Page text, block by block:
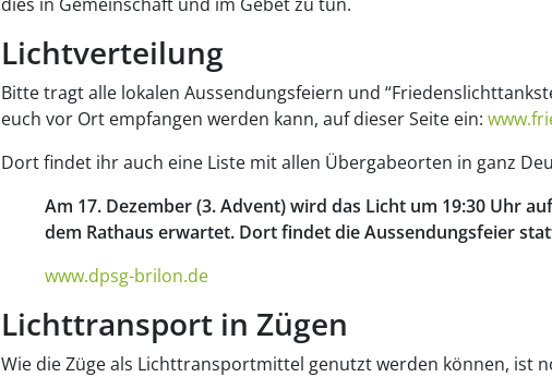
Lichtverteilung
Bitte tragt alle lokalen Aussendungsfeiern und
euch vor Ort empfangen werden kann, auf dieser Seite ein:
Dort findet ihr auch eine Liste mit allen Übergabeorten in ganz
Am 17. Dezember (3. Advent) wird das Licht um 19:30 Uhr
dem Rathaus erwartet. Dort findet die Aussendungsfeier
www.dpsg-brilon.de
Lichttransport in Zügen
Wie die Züge als Lichttransportmittel genutzt werden können, ist